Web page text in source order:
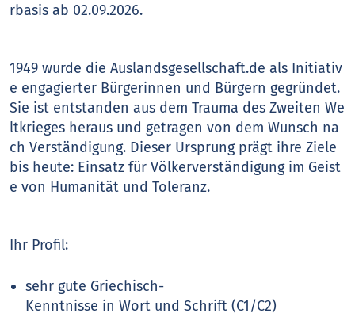
rbasis ab 02.09.2026.
1949 wurde die Auslandsgesellschaft.de als Initiativ
e engagierter Bürgerinnen und Bürgern gegründet.
Sie ist entstanden aus dem Trauma des Zweiten We
ltkrieges heraus und getragen von dem Wunsch na
ch Verständigung. Dieser Ursprung prägt ihre Ziele
bis heute: Einsatz für Völkerverständigung im Geist
e von Humanität und Toleranz.
Ihr Profil:
sehr gute Griechisch-
Kenntnisse in Wort und Schrift (C1/C2)